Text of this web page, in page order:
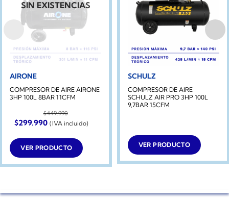
SIN EXISTENCIAS
AIRONE
COMPRESOR DE AIRE AIRONE
3HP 100L 8BAR 11CFM
$449.990
El
precio
original
era:
$449.990.
$299.990El
precio
actual
es:
$299.990.
(IVA incluido)
VER PRODUCTO
SCHULZ
COMPRESOR DE AIRE
SCHULZ AIR PRO 3HP 100L
9,7BAR 15CFM
VER PRODUCTO